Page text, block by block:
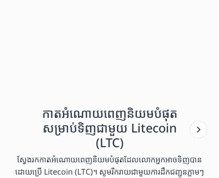
កាតអំណោយពេញនិយមបំផុត
សម្រាប់ទិញជាមួយ Litecoin
(LTC)
ស្វែងរកកាតអំណោយពេញនិយមបំផុតដែលលោកអ្នកអាចទិញបាន
ដោយប្រើ Litecoin (LTC)។ សូមរីករាយជាមួយការដឹកជញ្ជូនភ្លាមៗ